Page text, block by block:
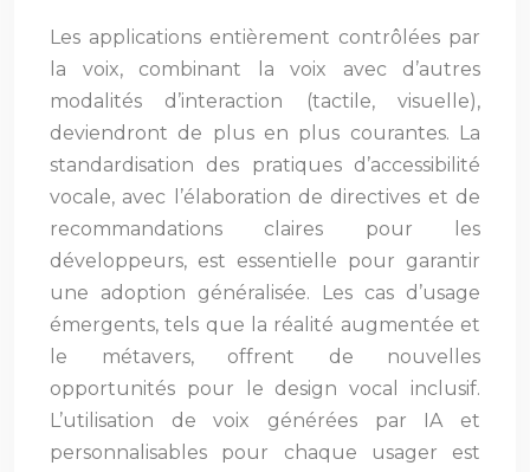
Les applications entièrement contrôlées par
la voix, combinant la voix avec d’autres
modalités d’interaction (tactile, visuelle),
deviendront de plus en plus courantes. La
standardisation des pratiques d’accessibilité
vocale, avec l’élaboration de directives et de
recommandations claires pour les
développeurs, est essentielle pour garantir
une adoption généralisée. Les cas d’usage
émergents, tels que la réalité augmentée et
le métavers, offrent de nouvelles
opportunités pour le design vocal inclusif.
L’utilisation de voix générées par IA et
personnalisables pour chaque usager est